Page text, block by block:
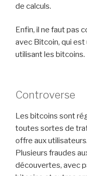
de calculs.
Enfin, il ne faut pas
avec Bitcoin, qui
utilisant les bitcoins.
Controverse
Les bitcoins sont
toutes sortes de
offre aux utilisateurs.
Plusieurs fraudes
découvertes, avec